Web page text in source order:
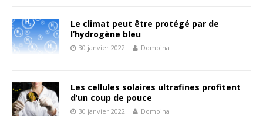
Le climat peut être protégé par de
l’hydrogène bleu
30 janvier 2022 Domoina
Les cellules solaires ultrafines profitent
d’un coup de pouce
30 janvier 2022 Domoina